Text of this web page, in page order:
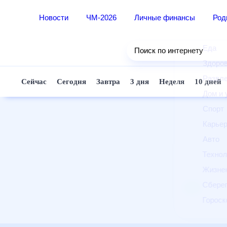
Новости ЧМ-2026 Личные финансы
Поиск по интернету
Сейчас Сегодня Завтра 3 дня Неделя 10